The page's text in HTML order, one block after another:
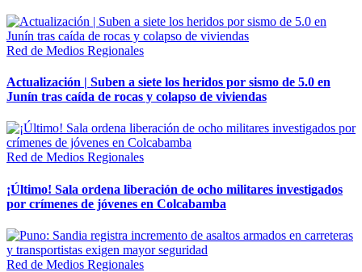
Red de Medios Regionales
Actualización | Suben a siete los heridos por sismo de 5.0 en
Junín tras caída de rocas y colapso de viviendas
Red de Medios Regionales
¡Último! Sala ordena liberación de ocho militares investigados
por crímenes de jóvenes en Colcabamba
Red de Medios Regionales